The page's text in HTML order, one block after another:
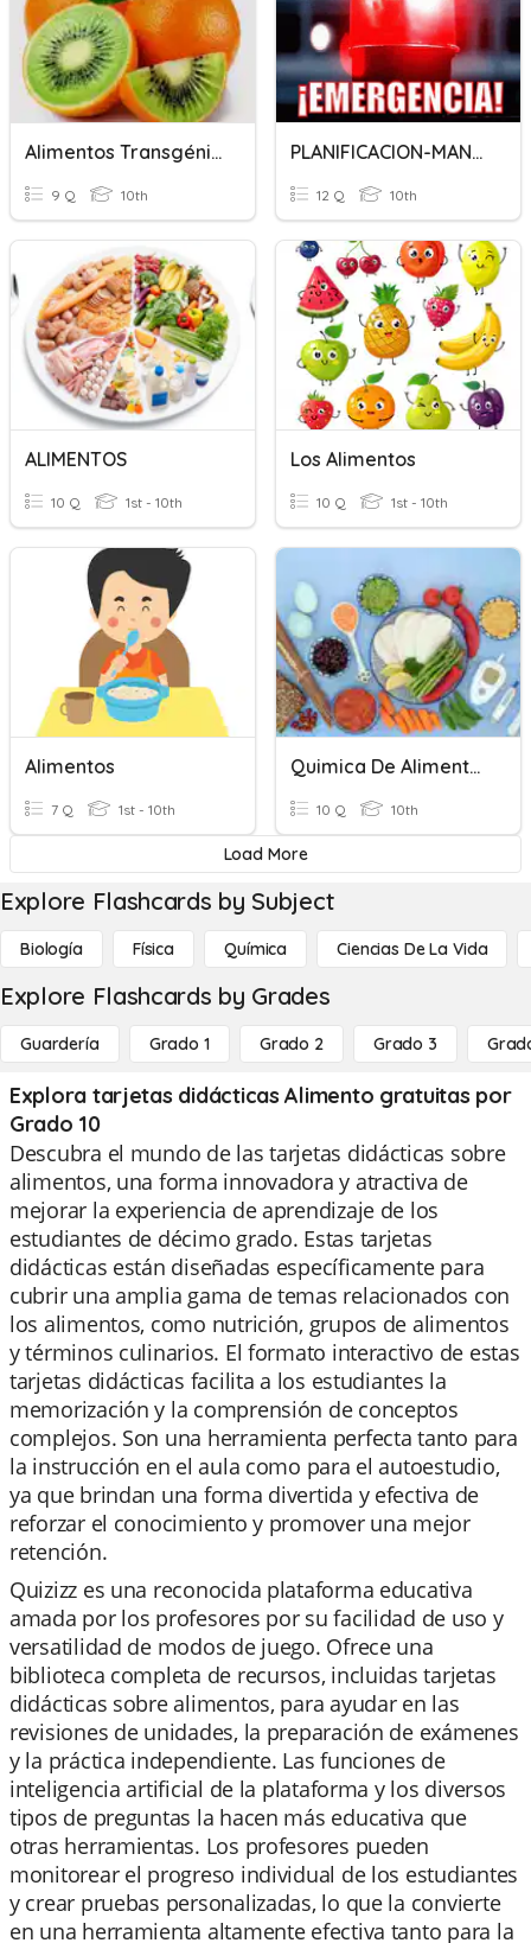
Alimentos Transgénicos
9 Q 10th
PLANIFICACION-MANEJO DE ALIMENTOS
12 Q 10th
ALIMENTOS
10 Q 1st - 10th
Los Alimentos
10 Q 1st - 10th
Alimentos
7 Q 1st - 10th
Quimica De Alimentos
10 Q 10th
Load More
Explore Flashcards by Subject
Biología Física Química Ciencias De La Vida
Explore Flashcards by Grades
Guardería Grado 1 Grado 2 Grado 3
Explora tarjetas didácticas Alimento gratuitas por
Grado 10
Descubra el mundo de las tarjetas didácticas sobre
alimentos, una forma innovadora y atractiva de
mejorar la experiencia de aprendizaje de los
estudiantes de décimo grado. Estas tarjetas
didácticas están diseñadas específicamente para
cubrir una amplia gama de temas relacionados con
los alimentos, como nutrición, grupos de alimentos
y términos culinarios. El formato interactivo de estas
tarjetas didácticas facilita a los estudiantes la
memorización y la comprensión de conceptos
complejos. Son una herramienta perfecta tanto para
la instrucción en el aula como para el autoestudio,
ya que brindan una forma divertida y efectiva de
reforzar el conocimiento y promover una mejor
retención.
Quizizz es una reconocida plataforma educativa
amada por los profesores por su facilidad de uso y
versatilidad de modos de juego. Ofrece una
biblioteca completa de recursos, incluidas tarjetas
didácticas sobre alimentos, para ayudar en las
revisiones de unidades, la preparación de exámenes
y la práctica independiente. Las funciones de
inteligencia artificial de la plataforma y los diversos
tipos de preguntas la hacen más educativa que
otras herramientas. Los profesores pueden
monitorear el progreso individual de los estudiantes
y crear pruebas personalizadas, lo que la convierte
en una herramienta altamente efectiva tanto para la